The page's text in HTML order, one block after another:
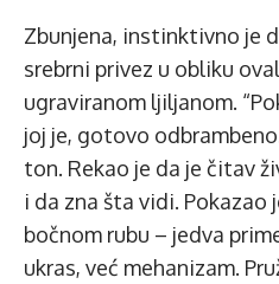
Zbunjena, instinktivno je
srebrni privez u obliku
ugraviranom ljiljanom.
joj je, gotovo
ton. Rekao je da je čitav
i da zna šta vidi. Pokazao
bočnom rubu – jedva
ukras, već mehanizam.